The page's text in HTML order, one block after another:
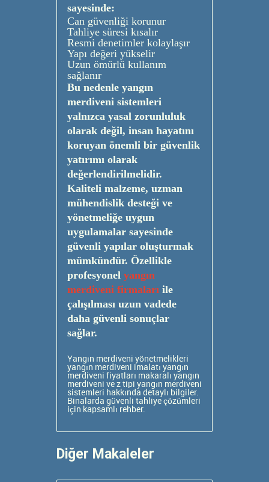
sayesinde:
Can güvenliği korunur
Tahliye süresi kısalır
Resmi denetimler kolaylaşır
Yapı değeri yükselir
Uzun ömürlü kullanım
sağlanır
Bu nedenle yangın
merdiveni sistemleri
yalnızca yasal zorunluluk
olarak değil, insan hayatını
koruyan önemli bir güvenlik
yatırımı olarak
değerlendirilmelidir.
Kaliteli malzeme, uzman
mühendislik desteği ve
yönetmeliğe uygun
uygulamalar sayesinde
güvenli yapılar oluşturmak
mümkündür. Özellikle
profesyonel yangın
merdiveni firmaları ile
çalışılması uzun vadede
daha güvenli sonuçlar
sağlar.
Yangın merdiveni yönetmelikleri
yangın merdiveni imalatı yangın
merdiveni fiyatları makaralı yangın
merdiveni ve z tipi yangın merdiveni
sistemleri hakkında detaylı bilgiler.
Binalarda güvenli tahliye çözümleri
için kapsamlı rehber.
Diğer Makaleler